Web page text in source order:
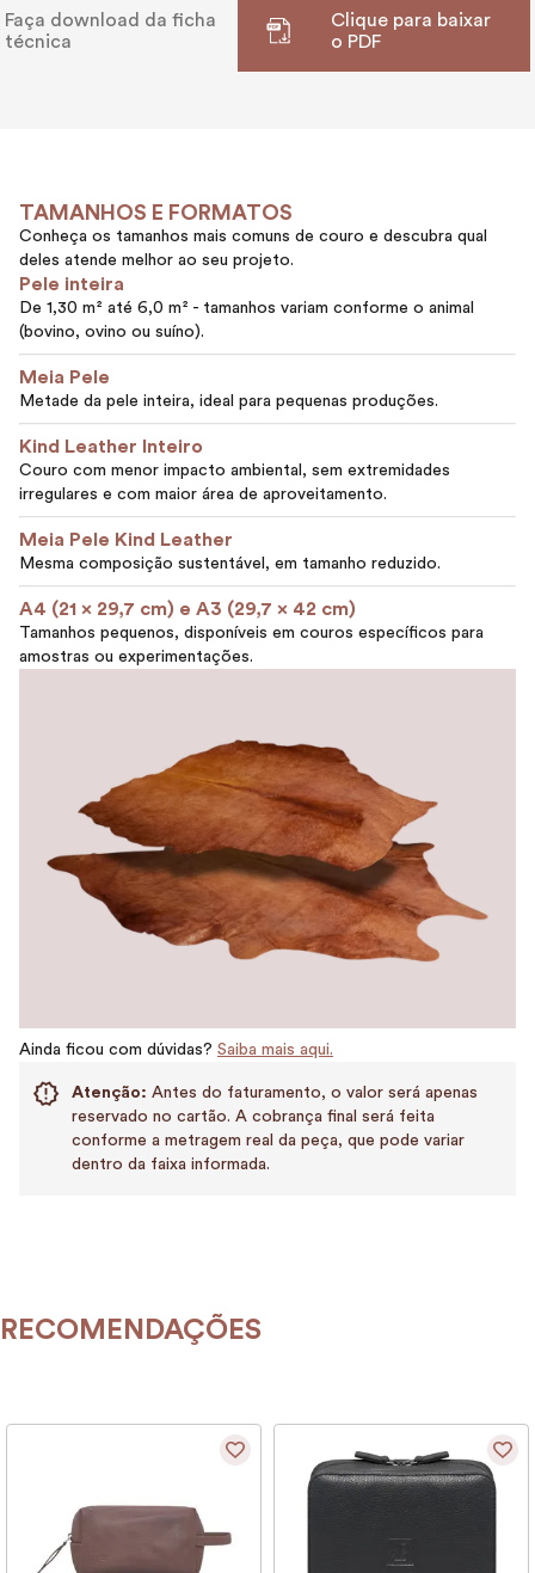
Faça download da ficha
técnica
Clique para baixar
o PDF
TAMANHOS E FORMATOS
Conheça os tamanhos mais comuns de couro e descubra qual
deles atende melhor ao seu projeto.
Pele inteira
De 1,30 m² até 6,0 m² - tamanhos variam conforme o animal
(bovino, ovino ou suíno).
Meia Pele
Metade da pele inteira, ideal para pequenas produções.
Kind Leather Inteiro
Couro com menor impacto ambiental, sem extremidades
irregulares e com maior área de aproveitamento.
Meia Pele Kind Leather
Mesma composição sustentável, em tamanho reduzido.
A4 (21 x 29,7 cm) e A3 (29,7 x 42 cm)
Tamanhos pequenos, disponíveis em couros específicos para
amostras ou experimentações.
Ainda ficou com dúvidas? Saiba mais aqui.
Atenção: Antes do faturamento, o valor será apenas
reservado no cartão. A cobrança final será feita
conforme a metragem real da peça, que pode variar
dentro da faixa informada.
RECOMENDAÇÕES